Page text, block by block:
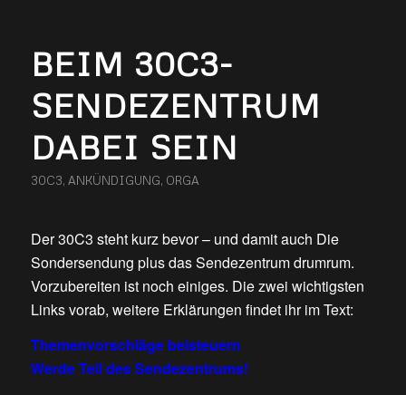
BEIM 30C3-
SENDEZENTRUM
DABEI SEIN
30C3, ANKÜNDIGUNG, ORGA
Der 30C3 steht kurz bevor – und damit auch Die
Sondersendung plus das Sendezentrum drumrum.
Vorzubereiten ist noch einiges. Die zwei wichtigsten
Links vorab, weitere Erklärungen findet ihr im Text:
Themenvorschläge beisteuern
Werde Teil des Sendezentrums!